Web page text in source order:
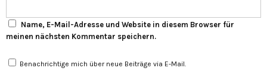
Name, E-Mail-Adresse und Website in diesem Browser für
meinen nächsten Kommentar speichern.
Benachrichtige mich über neue Beiträge via E-Mail.